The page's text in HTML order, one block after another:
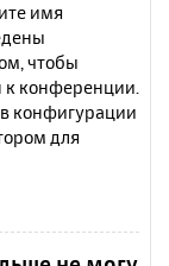
имя
чтобы
к конференции.
конфигурации
для